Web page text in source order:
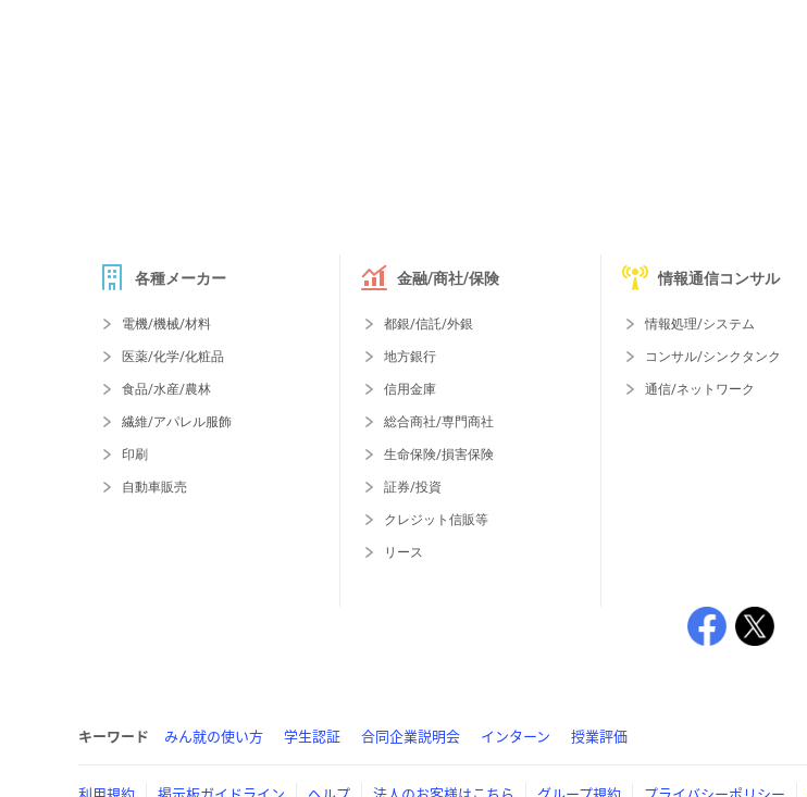
各種メーカー
電機/機械/材料
医薬/化学/化粧品
食品/水産/農林
繊維/アパレル服飾
印刷
自動車販売
金融/商社/保険
都銀/信託/外銀
地方銀行
信用金庫
総合商社/専門商社
生命保険/損害保険
証券/投資
クレジット信販等
リース
情報通信コンサル
情報処理/システム
コンサル/シンクタンク
通信/ネットワーク
キーワード みん就の使い方 学生認証 合同企業説明会 インターン 授業評価